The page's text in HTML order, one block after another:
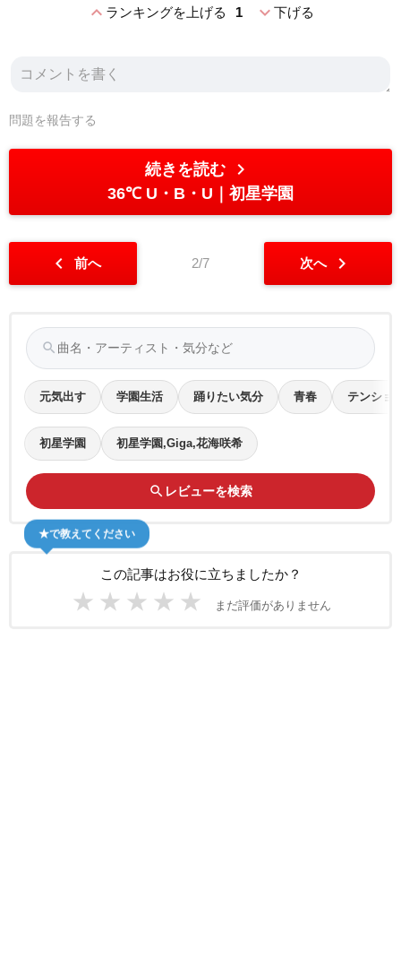
expand_lessランキングを上げる 1 expand_more下げる
問題を報告する
続きを読む chevron_right
36℃ U・B・U 初星学園
chevron_left 前へ 2/7 次へ chevron_right
search
元気出す 学園生活 踊りたい気分 青春 テンショ
初星学園 初星学園,Giga,花海咲希
search レビューを検索
この記事はお役に立ちましたか？
★ ★ ★ ★ ★ まだ評価がありません
★で教えてください